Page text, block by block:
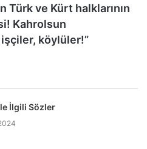
Türk ve Kürt halklarının
Kahrolsun
köylüler!”
İlgili Sözler